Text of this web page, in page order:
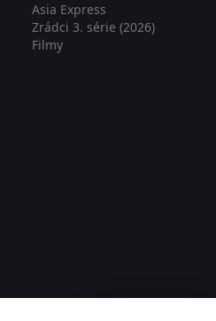
Asia Express
Zrádci 3. série (2026)
Filmy